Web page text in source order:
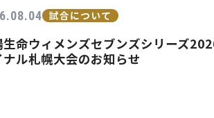
試合について
生命ウィメンズセブンズシリーズ
ル札幌大会のお知らせ